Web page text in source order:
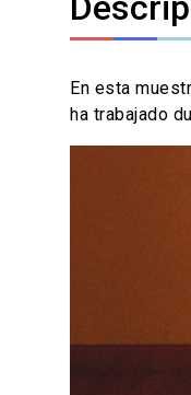
En esta
ha trabajado